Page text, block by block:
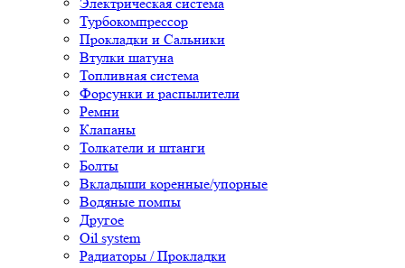
Турбокомпрессор
Прокладки и Сальники
Втулки шатуна
Топливная система
Форсунки и распылители
Ремни
Клапаны
Толкатели и штанги
Болты
Вкладыши коренные/упорные
Водяные помпы
Другое
Oil system
Радиаторы / Прокладки